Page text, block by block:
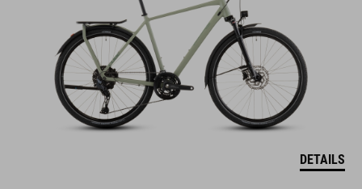
DETAILS